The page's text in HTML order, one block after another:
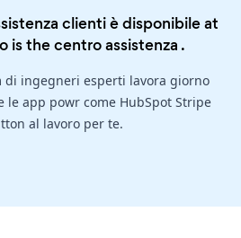
clienti è disponibile at
is thecentro assistenza .
ingegneri esperti lavora giorno
le app powr come HubSpot Stripe
al lavoro per te.